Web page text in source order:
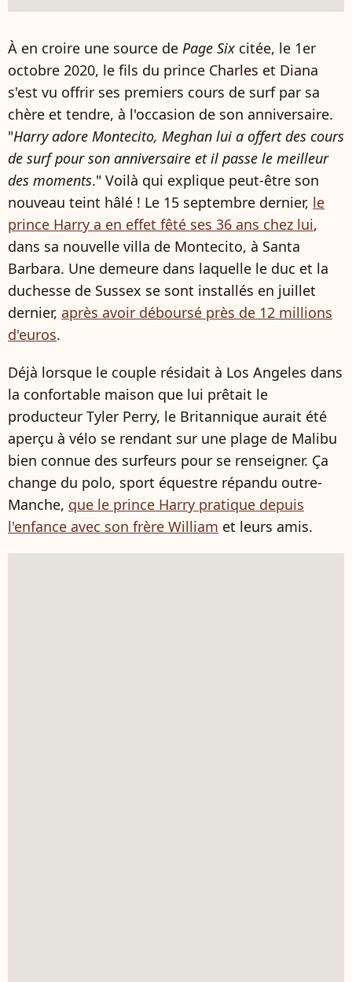
À en croire une source de Page Six citée, le 1er
octobre 2020, le fils du prince Charles et Diana
s'est vu offrir ses premiers cours de surf par sa
chère et tendre, à l'occasion de son anniversaire.
"Harry adore Montecito, Meghan lui a offert des cours
de surf pour son anniversaire et il passe le meilleur
des moments." Voilà qui explique peut-être son
nouveau teint hâlé ! Le 15 septembre dernier, le
prince Harry a en effet fêté ses 36 ans chez lui,
dans sa nouvelle villa de Montecito, à Santa
Barbara. Une demeure dans laquelle le duc et la
duchesse de Sussex se sont installés en juillet
dernier, après avoir déboursé près de 12 millions
d'euros.
Déjà lorsque le couple résidait à Los Angeles dans
la confortable maison que lui prêtait le
producteur Tyler Perry, le Britannique aurait été
aperçu à vélo se rendant sur une plage de Malibu
bien connue des surfeurs pour se renseigner. Ça
change du polo, sport équestre répandu outre-
Manche, que le prince Harry pratique depuis
l'enfance avec son frère William et leurs amis.